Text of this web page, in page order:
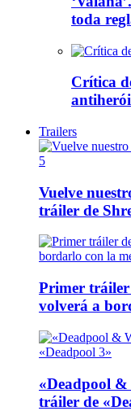
toda
Crítica
Trailers
Vuelve
tráiler de
Primer
volverá a
«Deadpool
tráiler de